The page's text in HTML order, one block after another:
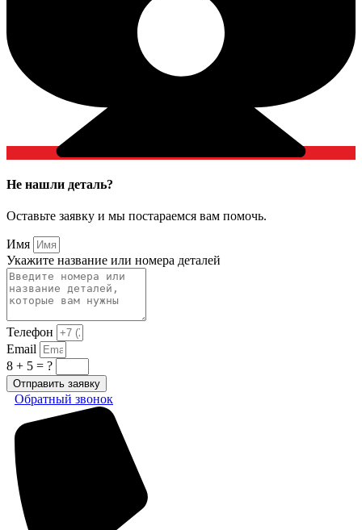
Не нашли деталь?
Оставьте заявку и мы постараемся вам помочь.
Имя
Укажите название или номера деталей
Телефон
Email
8 + 5 = ?
Отправить заявку
Обратный звонок